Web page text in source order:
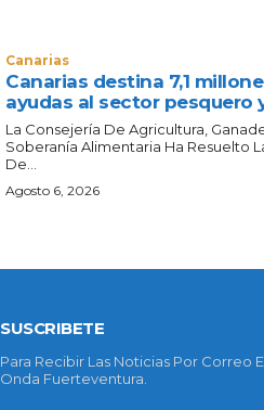
Canarias
Canarias destina 7,1
ayudas al sector pesquero
La Consejería De Agricultura,
Soberanía Alimentaria Ha Resuelto
De...
Agosto 6, 2026
SUSCRIBETE
Para Recibir Las Noticias Por Correo
Onda Fuerteventura.